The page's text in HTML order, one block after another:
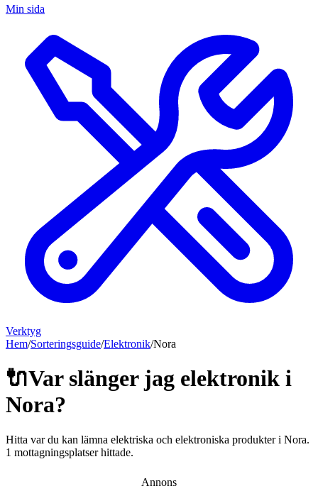
Min sida
Verktyg
Hem/Sorteringsguide/Elektronik/Nora
🔌Var slänger jag elektronik i
Nora?
Hitta var du kan lämna elektriska och elektroniska produkteri Nora.
1 mottagningsplatser hittade.
Annons